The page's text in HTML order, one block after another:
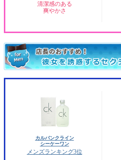
清潔感のある
爽やかさ
カルバンクライン
シーケーワン
メンズランキング3位